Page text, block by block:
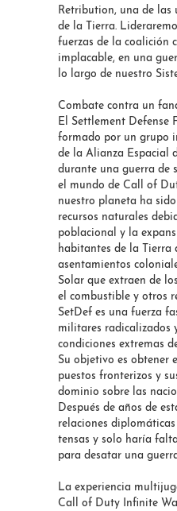
Retribution, una de las
de la Tierra.
fuerzas de la coalición
implacable, en una
lo largo de nuestro
Combate contra un
El Settlement Defense
formado por un grupo
de la Alianza Espacial
durante una guerra de
el mundo de Call of
nuestro planeta ha
recursos naturales
poblacional y la
habitantes de la Tierra
asentamientos
Solar que extraen de
el combustible y otros
SetDef es una fuerza
militares radicalizados
condiciones extremas
Su objetivo es obtener
puestos fronterizos y
dominio sobre las
Después de años de
relaciones
tensas y solo haría
para desatar una
La experiencia
Call of Duty Infinite